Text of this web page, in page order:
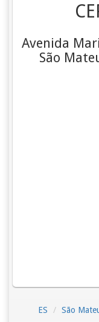
Avenida
São
ES São